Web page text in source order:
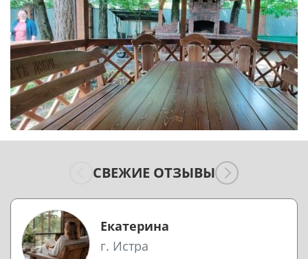
СВЕЖИЕ ОТЗЫВЫ
Екатерина
г. Истра